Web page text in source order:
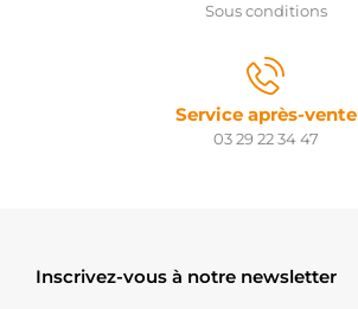
Sous conditions
Service après-vente
03 29 22 34 47
Inscrivez-vous à notre newsletter